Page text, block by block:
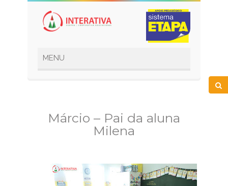
Márcio – Pai da aluna
Milena